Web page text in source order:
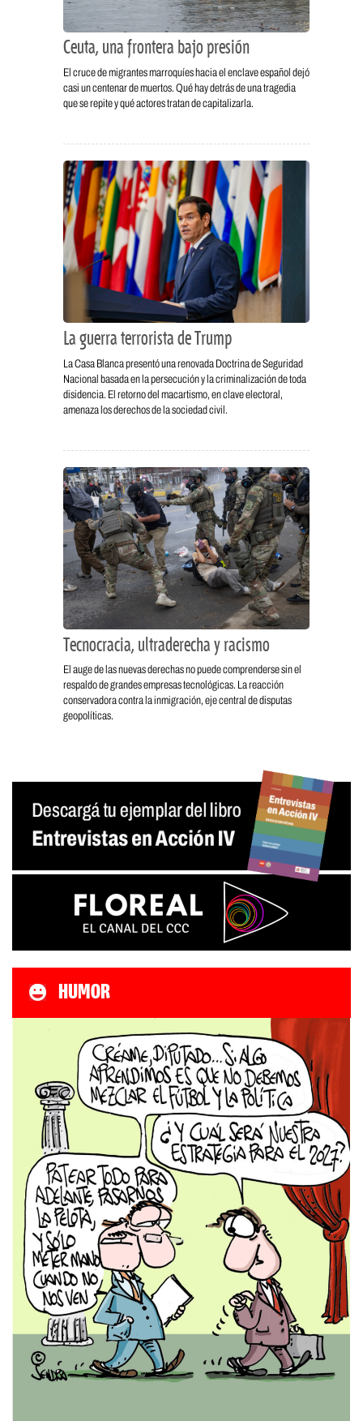
Ceuta, una frontera bajo presión
El cruce de migrantes marroquíes hacia el enclave español dejó
casi un centenar de muertos. Qué hay detrás de una tragedia
que se repite y qué actores tratan de capitalizarla.
La guerra terrorista de Trump
La Casa Blanca presentó una renovada Doctrina de Seguridad
Nacional basada en la persecución y la criminalización de toda
disidencia. El retorno del macartismo, en clave electoral,
amenaza los derechos de la sociedad civil.
Tecnocracia, ultraderecha y racismo
El auge de las nuevas derechas no puede comprenderse sin el
respaldo de grandes empresas tecnológicas. La reacción
conservadora contra la inmigración, eje central de disputas
geopolíticas.
HUMOR